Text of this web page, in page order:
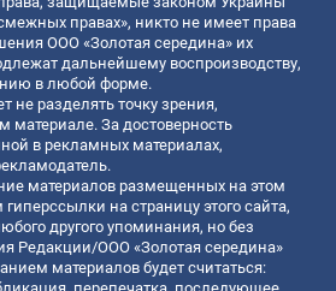
правах», никто не имеет права
ООО «Золотая середина» их
дальнейшему воспроизводству,
в любой форме.
не разделять точку зрения,
материале. За достоверность
в рекламных материалах,
материалов размещенных на этом
на страницу этого сайта,
другого упоминания, но без
Редакции/ООО «Золотая середина»
материалов будет считаться: